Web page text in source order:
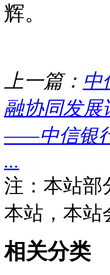
辉。
上一篇： 中
融协同发展
——中信银
...
注：本站部
本站，本站
相关分类